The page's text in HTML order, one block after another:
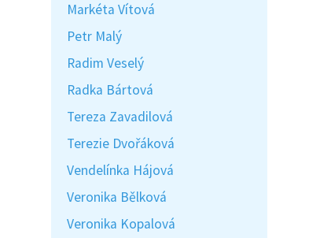
Markéta Vítová
Petr Malý
Radim Veselý
Radka Bártová
Tereza Zavadilová
Terezie Dvořáková
Vendelínka Hájová
Veronika Bělková
Veronika Kopalová